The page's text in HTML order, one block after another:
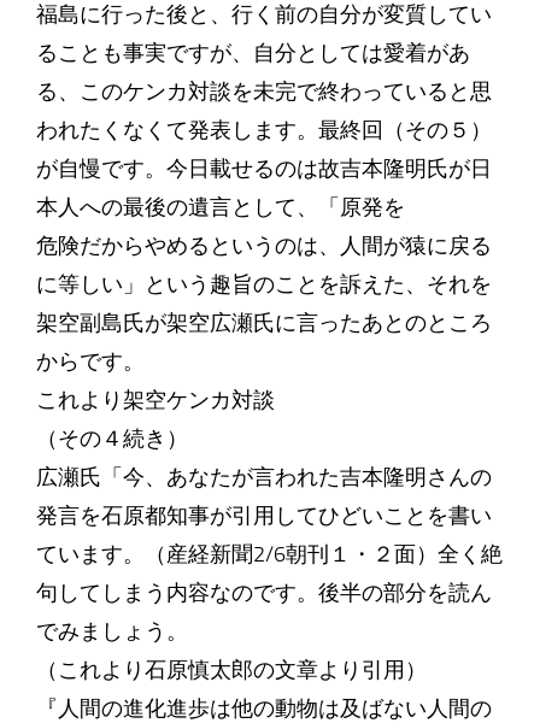
福島に行った後と、行く前の自分が変質してい
ることも事実ですが、自分としては愛着があ
る、このケンカ対談を未完で終わっていると思
われたくなくて発表します。最終回（その５）
が自慢です。今日載せるのは故吉本隆明氏が日
本人への最後の遺言として、「原発を
危険だからやめるというのは、人間が猿に戻る
に等しい」という趣旨のことを訴えた、それを
架空副島氏が架空広瀬氏に言ったあとのところ
からです。
これより架空ケンカ対談
（その４続き）
広瀬氏「今、あなたが言われた吉本隆明さんの
発言を石原都知事が引用してひどいことを書い
ています。（産経新聞2/6朝刊１・２面）全く絶
句してしまう内容なのです。後半の部分を読ん
でみましょう。
（これより石原慎太郎の文章より引用）
『人間の進化進歩は他の動物は及ばない人間の